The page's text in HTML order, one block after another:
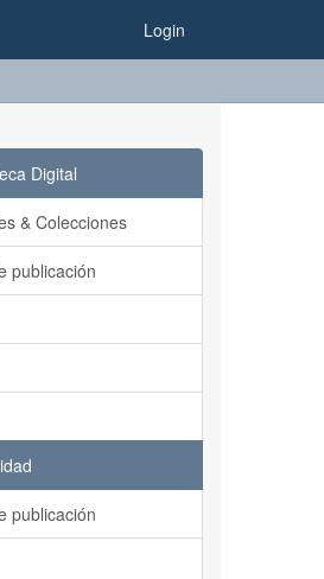
Login
Digital
& Colecciones
publicación
publicación